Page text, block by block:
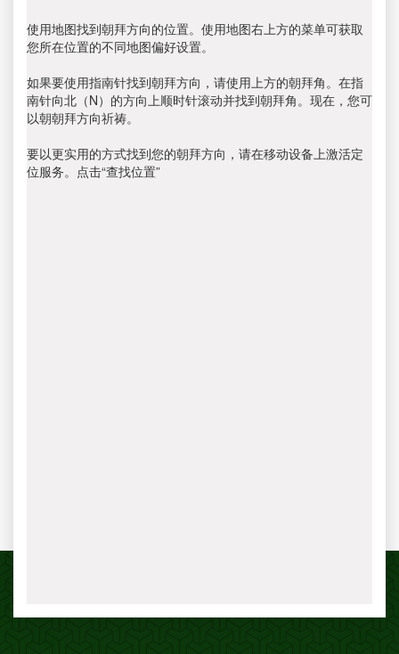
使用地图找到朝拜方向的位置。使用地图右上方的菜单可获取
您所在位置的不同地图偏好设置。
如果要使用指南针找到朝拜方向，请使用上方的朝拜角。在指
南针向北（N）的方向上顺时针滚动并找到朝拜角。现在，您可
以朝朝拜方向祈祷。
要以更实用的方式找到您的朝拜方向，请在移动设备上激活定
位服务。点击“查找位置”